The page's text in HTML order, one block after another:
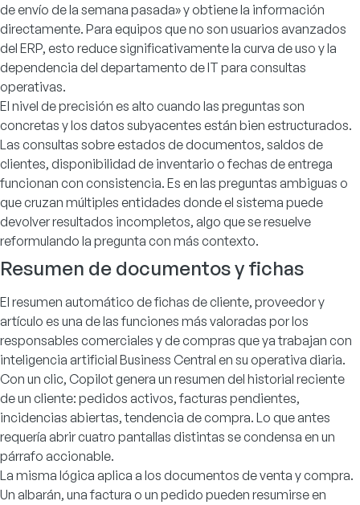
de envío de la semana pasada» y obtiene la información
directamente. Para equipos que no son usuarios avanzados
del ERP, esto reduce significativamente la curva de uso y la
dependencia del departamento de IT para consultas
operativas.
El nivel de precisión es alto cuando las preguntas son
concretas y los datos subyacentes están bien estructurados.
Las consultas sobre estados de documentos, saldos de
clientes, disponibilidad de inventario o fechas de entrega
funcionan con consistencia. Es en las preguntas ambiguas o
que cruzan múltiples entidades donde el sistema puede
devolver resultados incompletos, algo que se resuelve
reformulando la pregunta con más contexto.
Resumen de documentos y fichas
El resumen automático de fichas de cliente, proveedor y
artículo es una de las funciones más valoradas por los
responsables comerciales y de compras que ya trabajan con
inteligencia artificial Business Central en su operativa diaria.
Con un clic, Copilot genera un resumen del historial reciente
de un cliente: pedidos activos, facturas pendientes,
incidencias abiertas, tendencia de compra. Lo que antes
requería abrir cuatro pantallas distintas se condensa en un
párrafo accionable.
La misma lógica aplica a los documentos de venta y compra.
Un albarán, una factura o un pedido pueden resumirse en